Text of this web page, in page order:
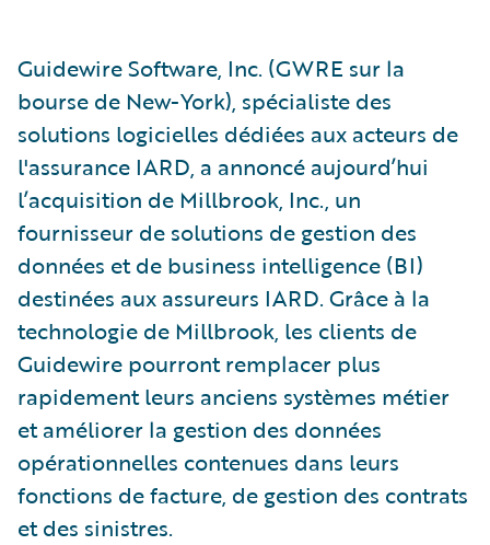
Guidewire Software, Inc. (GWRE sur la
bourse de New-York), spécialiste des
solutions logicielles dédiées aux acteurs de
l'assurance IARD, a annoncé aujourd’hui
l’acquisition de Millbrook, Inc., un
fournisseur de solutions de gestion des
données et de business intelligence (BI)
destinées aux assureurs IARD. Grâce à la
technologie de Millbrook, les clients de
Guidewire pourront remplacer plus
rapidement leurs anciens systèmes métier
et améliorer la gestion des données
opérationnelles contenues dans leurs
fonctions de facture, de gestion des contrats
et des sinistres.